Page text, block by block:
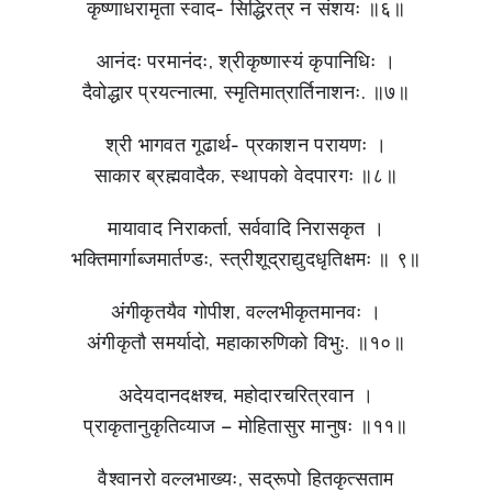
कृष्णाधरामृता स्वाद- सिद्धिरत्र न संशयः ॥६॥
आनंदः परमानंदः, श्रीकृष्णास्यं कृपानिधिः ।
दैवोद्धार प्रयत्नात्मा, स्मृतिमात्रार्तिनाशनः. ॥७॥
श्री भागवत गूढार्थ- प्रकाशन परायणः ।
साकार ब्रह्मवादैक, स्थापको वेदपारगः ॥८॥
मायावाद निराकर्ता, सर्ववादि निरासकृत ।
भक्तिमार्गाब्जमार्तण्डः, स्त्रीशूद्राद्युदधृतिक्षमः ॥ ९॥
अंगीकृतयैव गोपीश, वल्लभीकृतमानवः ।
अंगीकृतौ समर्यादो, महाकारुणिको विभुः. ॥१०॥
अदेयदानदक्षश्च, महोदारचरित्रवान ।
प्राकृतानुकृतिव्याज – मोहितासुर मानुषः ॥११॥
वैश्वानरो वल्लभाख्यः, सद्रूपो हितकृत्सताम